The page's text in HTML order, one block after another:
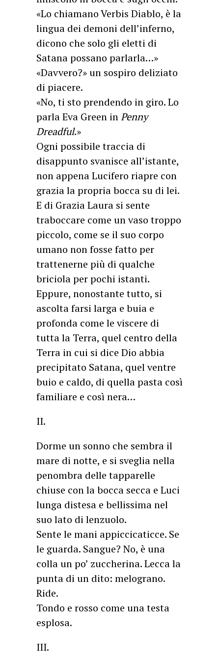
«Lo chiamano Verbis Diablo, è la
lingua dei demoni dell’inferno,
dicono che solo gli eletti di
Satana possano parlarla…»
«Davvero?» un sospiro deliziato
di piacere.
«No, ti sto prendendo in giro. Lo
parla Eva Green inPenny
Dreadful.»
Ogni possibile traccia di
disappunto svanisce all’istante,
non appena Lucifero riapre con
grazia la propria bocca su di lei.
E di Grazia Laura si sente
traboccare come un vaso troppo
piccolo, come se il suo corpo
umano non fosse fatto per
trattenerne più di qualche
briciola per pochi istanti.
Eppure, nonostante tutto, si
ascolta farsi larga e buia e
profonda come le viscere di
tutta la Terra, quel centro della
Terra in cui si dice Dio abbia
precipitato Satana, quel ventre
buio e caldo, di quella pasta così
familiare e così nera…
II.
Dorme un sonno che sembra il
mare di notte, e si sveglia nella
penombra delle tapparelle
chiuse con la bocca secca e Luci
lunga distesa e bellissima nel
suo lato di lenzuolo.
Sente le mani appiccicaticce. Se
le guarda. Sangue? No, è una
colla un po’ zuccherina. Lecca la
punta di un dito: melograno.
Ride.
Tondo e rosso come una testa
esplosa.
III.